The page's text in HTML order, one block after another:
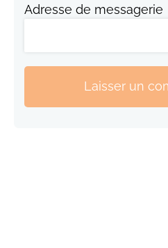
Adresse de messagerie
Laisser un